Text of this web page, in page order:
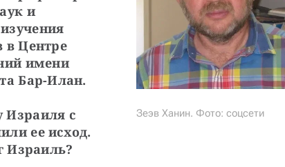
Зеэв Ханин. Фото: соцсети
и
в Центре
имени
Бар-Илан.
с
ее исход.
Израиль?